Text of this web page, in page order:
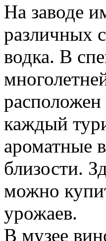
На заводе
различных
водка. В
расположен
каждый
ароматные
близости.
можно
урожаев.
В музее